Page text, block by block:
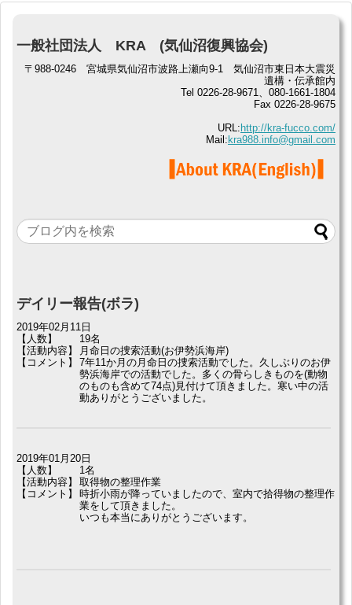
一般社団法人 KRA (気仙沼復興協会)
〒988-0246 宮城県気仙沼市波路上瀬向9-1 気仙沼市東日本大震災
遺構・伝承館内
Tel 0226-28-9671、080-1661-1804
Fax 0226-28-9675
URL: http://kra-fucco.com/
Mail: kra988.info@gmail.com
デイリー報告(ボラ)
2019年02月11日
【人数】
19名
【活動内容】
月命日の捜索活動(お伊勢浜海岸)
【コメント】
7年11か月の月命日の捜索活動でした。久しぶりのお伊
勢浜海岸での活動でした。多くの骨らしきものを(動物
のものも含めて74点)見付けて頂きました。寒い中の活
動ありがとうございました。
2019年01月20日
【人数】
1名
【活動内容】
取得物の整理作業
【コメント】
時折小雨が降っていましたので、室内で拾得物の整理作
業をして頂きました。
いつも本当にありがとうございます。